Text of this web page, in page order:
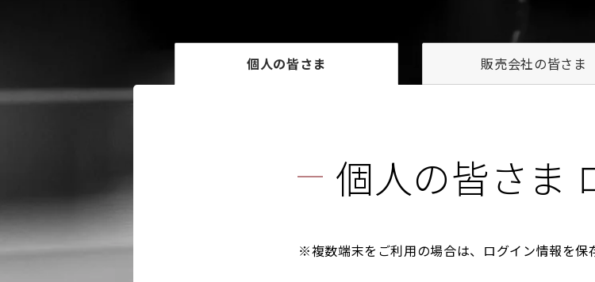
個人の皆さま 販売会社の皆さま
個人の皆さま
※複数端末をご利用の場合は、ログイン情報を保